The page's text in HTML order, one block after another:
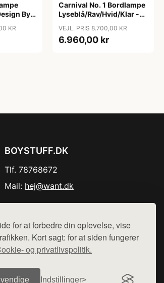
for at forbedre din oplevelse, vise
Kort sagt: for at siden fungerer
og privatlivspolitik.
Indstillinger
By
KR
Carnival No. 1 Bordlampe
Lyseblå/Rav/Hvid/Klar -
VEJL. PRIS 8.700,00 KR
6.960,00 kr
BOYSTUFF.DK
Tlf. 78768672
Mail: hej@want.dk
fra denne side - vi henviser til de shops,